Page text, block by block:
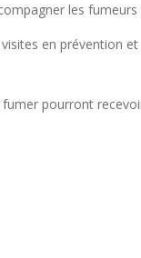
les fumeurs
en prévention
pourront